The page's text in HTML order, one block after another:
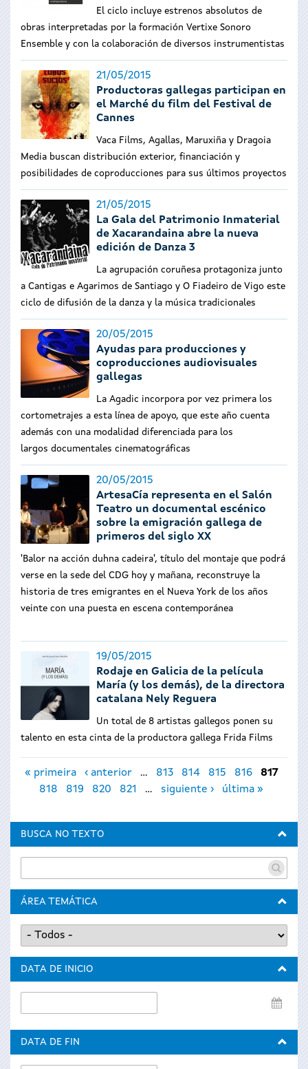
El ciclo incluye estrenos absolutos de
obras interpretadas por la formación Vertixe Sonoro
Ensemble y con la colaboración de diversos instrumentistas
21/05/2015
Productoras gallegas participan en
el Marché du film del Festival de
Cannes
Vaca Films, Agallas, Maruxiña y Dragoia
Media buscan distribución exterior, financiación y
posibilidades de coproducciones para sus últimos proyectos
21/05/2015
La Gala del Patrimonio Inmaterial
de Xacarandaina abre la nueva
edición de Danza 3
La agrupación coruñesa protagoniza junto
a Cantigas e Agarimos de Santiago y O Fiadeiro de Vigo este
ciclo de difusión de la danza y la música tradicionales
20/05/2015
Ayudas para producciones y
coproducciones audiovisuales
gallegas
La Agadic incorpora por vez primera los
cortometrajes a esta línea de apoyo, que este año cuenta
además con una modalidad diferenciada para los
largos documentales cinematográficas
20/05/2015
ArtesaCía representa en el Salón
Teatro un documental escénico
sobre la emigración gallega de
primeros del siglo XX
'Balor na acción duhna cadeira', título del montaje que podrá
verse en la sede del CDG hoy y mañana, reconstruye la
historia de tres emigrantes en el Nueva York de los años
veinte con una puesta en escena contemporánea
19/05/2015
Rodaje en Galicia de la película
María (y los demás), de la directora
catalana Nely Reguera
Un total de 8 artistas gallegos ponen su
talento en esta cinta de la productora gallega Frida Films
Páginas
« primeira ‹ anterior … 813 814 815 816
817
818
819 820 821 … siguiente › última »
BUSCA NO TEXTO
ÁREA TEMÁTICA
DATA DE INICIO
de
DATA DE FIN